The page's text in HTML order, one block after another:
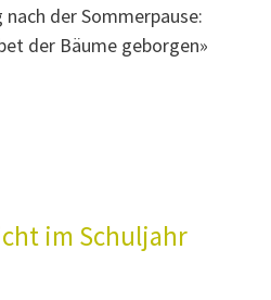
der Sommerpause:
der Bäume geborgen»
im Schuljahr